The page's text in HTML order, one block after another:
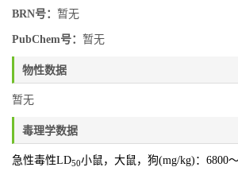
BRN号： 暂无
PubChem号： 暂无
物性数据
暂无
毒理学数据
急性毒性LD50小鼠，大鼠，狗(mg/kg)：6800～